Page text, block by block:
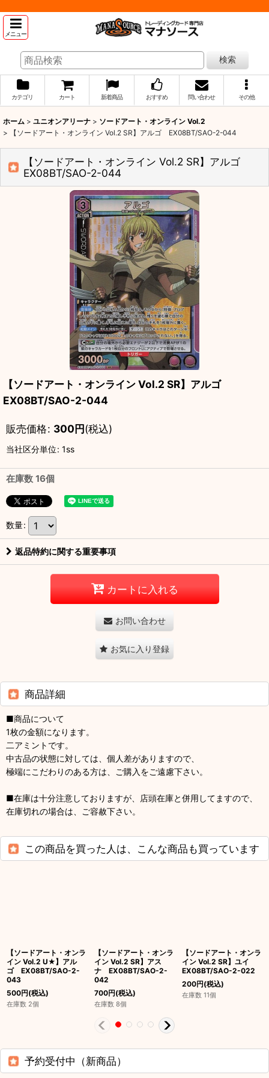
メニュー
検索
カテゴリ カート 新着商品 おすすめ 問い合わせ その他
ホーム > ユニオンアリーナ > ソードアート・オンライン Vol.2
>
【ソードアート・オンライン Vol.2 SR】アルゴ EX08BT/SAO-2-044
【ソードアート・オンライン Vol.2 SR】アルゴ
EX08BT/SAO-2-044
【ソードアート・オンライン Vol.2 SR】アルゴ
EX08BT/SAO-2-044
販売価格: 300円(税込)
当社区分単位: 1ss
在庫数 16個
数量:
返品特約に関する重要事項
カートに入れる
お問い合わせ
お気に入り登録
商品詳細
■商品について
1枚の金額になります。
二アミントです。
中古品の状態に対しては、個人差がありますので、
極端にこだわりのある方は、ご購入をご遠慮下さい。
■在庫は十分注意しておりますが、店頭在庫と併用してますので、
在庫切れの場合は、ご容赦下さい。
この商品を買った人は、こんな商品も買っています
【ソードアート・オンラ
イン Vol.2 U★】アル
ゴ EX08BT/SAO-2-
043
500円(税込)
在庫数 2個
【ソードアート・オンラ
イン Vol.2 SR】アス
ナ EX08BT/SAO-2-
042
700円(税込)
在庫数 8個
【ソードアート・オンラ
イン Vol.2 SR】ユイ
EX08BT/SAO-2-022
200円(税込)
在庫数 11個
予約受付中（新商品）